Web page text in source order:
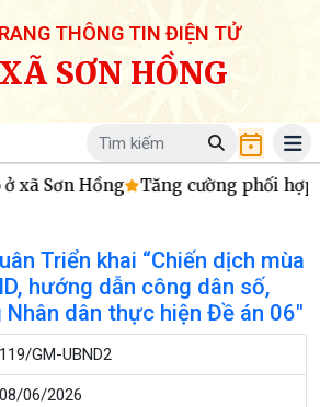
THÔNG TIN ĐIỆN TỬ
XÃ SƠN HỒNG
xã Sơn Hồng Tăng cường phối hợp
Triển khai “Chiến dịch mùa
hướng dẫn công dân số,
dân thực hiện Đề án 06"
119/GM-UBND2
08/06/2026